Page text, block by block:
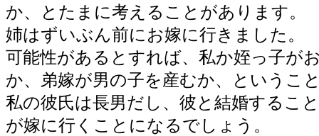
か、とたまに考えることがあります。
姉はずいぶん前にお嫁に行きました。
可能性があるとすれば、私か姪っ子が
か、弟嫁が男の子を産むか、というこ
私の彼氏は長男だし、彼と結婚するこ
が嫁に行くことになるでしょう。